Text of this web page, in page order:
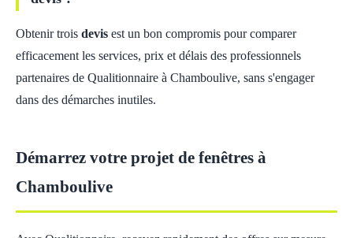
Obtenir trois devis est un bon compromis pour comparer
efficacement les services, prix et délais des professionnels
partenaires de Qualitionnaire à Chamboulive, sans s'engager
dans des démarches inutiles.
Démarrez votre projet de fenêtres à
Chamboulive